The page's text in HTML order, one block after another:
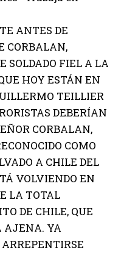
ANTES DE
CORBALAN,
SOLDADO FIEL A LA
HOY ESTÁN EN
TEILLIER
DEBERÍAN
CORBALAN,
COMO
A CHILE DEL
VOLVIENDO EN
LA TOTAL
DE CHILE, QUE
AJENA. YA